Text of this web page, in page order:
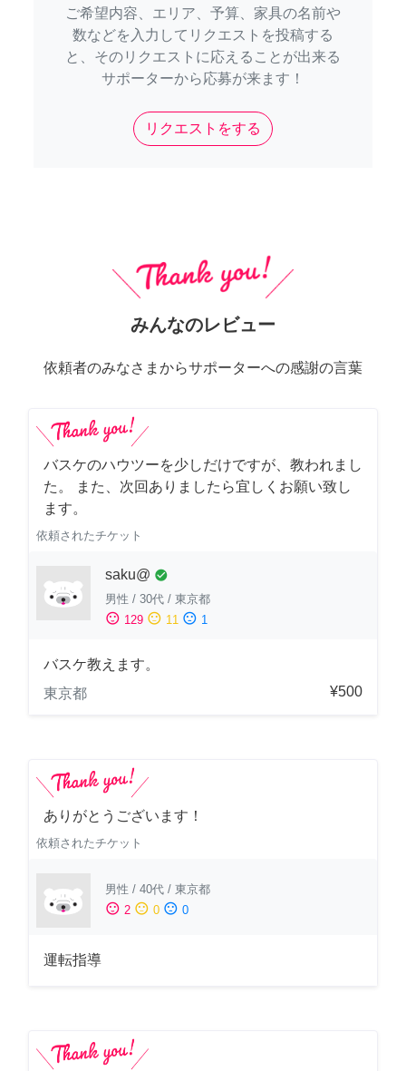
ご希望内容、エリア、予算、家具の名前や
数などを入力してリクエストを投稿する
と、そのリクエストに応えることが出来る
サポーターから応募が来ます！
リクエストをする
みんなのレビュー
依頼者のみなさまからサポーターへの感謝の言葉
バスケのハウツーを少しだけですが、教われまし
た。 また、次回ありましたら宜しくお願い致し
ます。
依頼されたチケット
saku@ check_circle
男性 / 30代 / 東京都
sentiment_satisfied 129 sentiment_neutral 11 sentiment_dissatisfied 1
バスケ教えます。
東京都
¥500
ありがとうございます！
依頼されたチケット
男性 / 40代 / 東京都
sentiment_satisfied 2 sentiment_neutral 0 sentiment_dissatisfied 0
運転指導